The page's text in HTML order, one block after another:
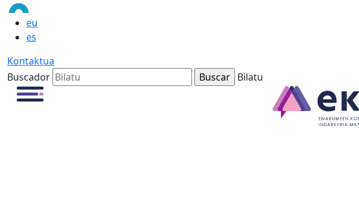
eu
es
Kontaktua
Buscador
Bilatu